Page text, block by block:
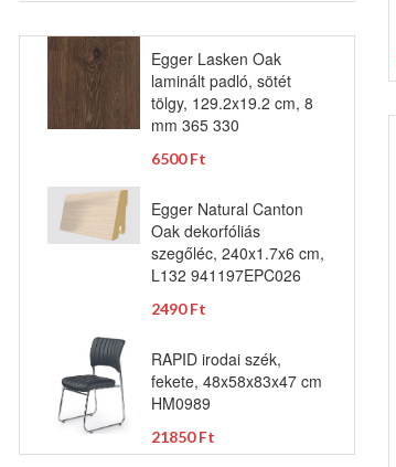
Egger Lasken Oak
laminált padló, sötét
tölgy, 129.2x19.2 cm, 8
mm 365 330
6500 Ft
Egger Natural Canton
Oak dekorfóliás
szegőléc, 240x1.7x6 cm,
L132 941197EPC026
2490 Ft
RAPID irodai szék,
fekete, 48x58x83x47 cm
HM0989
21850 Ft